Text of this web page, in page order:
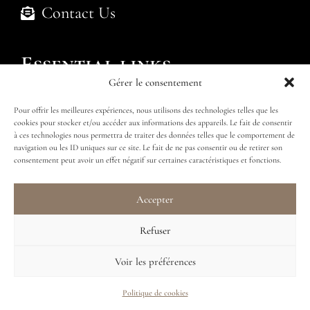
Gérer le consentement
Pour offrir les meilleures expériences, nous utilisons des technologies telles que les
cookies pour stocker et/ou accéder aux informations des appareils. Le fait de consentir
à ces technologies nous permettra de traiter des données telles que le comportement de
navigation ou les ID uniques sur ce site. Le fait de ne pas consentir ou de retirer son
consentement peut avoir un effet négatif sur certaines caractéristiques et fonctions.
Accepter
Refuser
Voir les préférences
Politique de cookies
Contact Us
Essential links
Submit an enquiry Find my package
Follow us